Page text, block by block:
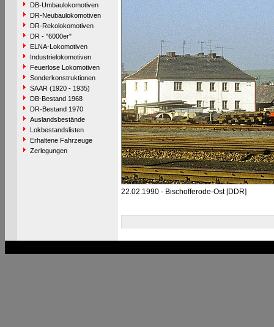
DB-Umbaulokomotiven
DR-Neubaulokomotiven
DR-Rekolokomotiven
DR - "6000er"
ELNA-Lokomotiven
Industrielokomotiven
Feuerlose Lokomotiven
Sonderkonstruktionen
SAAR (1920 - 1935)
DB-Bestand 1968
DR-Bestand 1970
Auslandsbestände
Lokbestandslisten
Erhaltene Fahrzeuge
Zerlegungen
22.02.1990 - Bischofferode-Ost [DDR]